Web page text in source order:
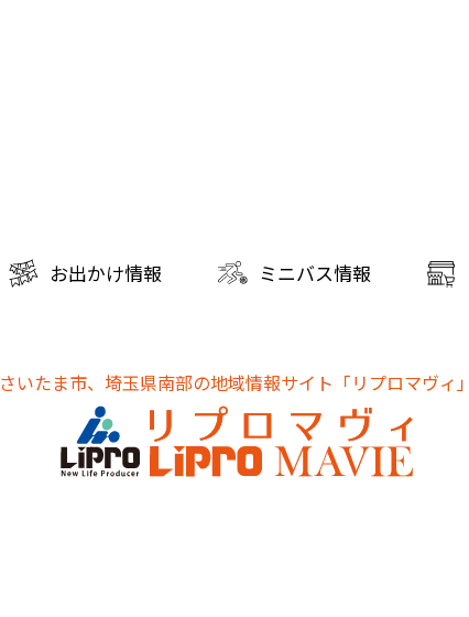
お出かけ情報 ミニバス情報
さいたま市、埼玉県南部の地域情報サイト 「リプロマヴィ」